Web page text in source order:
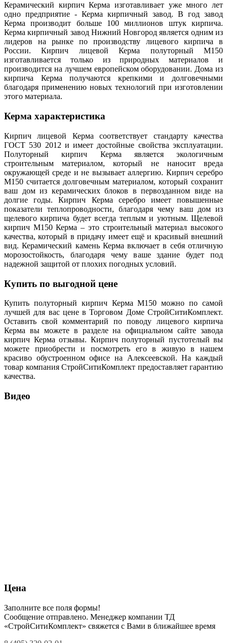
Керамический кирпич Керма изготавливает уже много лет
одно предприятие - Керма кирпичный завод. В год завод
Керма производит больше 100 миллионов штук кирпича.
Керма кирпичный завод Нижний Новгород является одним из
лидеров на рынке по производству лицевого кирпича в
России. Кирпич лицевой Керма полуторный М150
изготавливается только из природных материалов и
производится на лучшем европейском оборудовании. Дома из
кирпича Керма получаются крепкими и долговечными
благодаря применению новых технологий при изготовлении
этого материала.
Керма характеристика
Кирпич лицевой Керма соответствует стандарту качества
ГОСТ 530 2012 и имеет достойные свойства эксплуатации.
Полуторный кирпич Керма является экологичным
строительным материалом, который не наносит вреда
окружающей среде и не вызывает аллергию. Кирпич серебро
М150 считается долговечным материалом, который сохранит
ваш дом из керамических блоков в первозданном виде на
долгие годы. Кирпич Керма серебро имеет повышенные
показатели теплопроводности, благодаря чему ваш дом из
щелевого кирпича будет всегда теплым и уютным. Щелевой
кирпич М150 Керма – это строительный материал высокого
качества, который в придачу имеет ещё и красивый внешний
вид. Керамический камень Керма включает в себя отличную
морозостойкость, благодаря чему ваше здание будет под
надежной защитой от плохих погодных условий.
Купить по выгодной цене
Купить полуторный кирпич Керма М150 можно по самой
лучшей для вас цене в Торговом Доме СтройСитиКомплект.
Оставить свой комментарий по поводу лицевого кирпича
Керма вы можете в разделе на официальном сайте завода
кирпич Керма отзывы. Кирпич полуторный пустотелый вы
можете приобрести и посмотреть его в живую в нашем
красиво обустроенном офисе на Алексеевской. На каждый
товар компания СтройСитиКомплект предоставляет гарантию
качества.
Видео
Цена
Заполните все поля формы!
Сообщение отправлено. Менеджер компании ТД
«СтройСитиКомплект» свяжется с Вами в ближайшее время